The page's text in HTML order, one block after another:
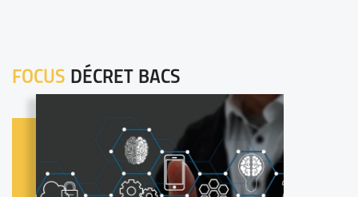
FOCUS DÉCRET BACS